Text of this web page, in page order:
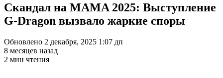
Скандал на MAMA 2025: Выступление
G-Dragon вызвало жаркие споры
Обновлено 2 декабря, 2025 1:07 дп
8 месяцев назад
2 мин чтения